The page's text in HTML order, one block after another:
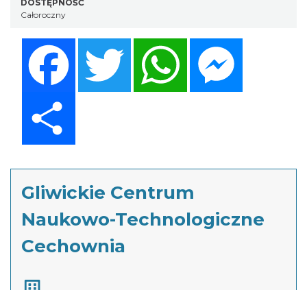
DOSTĘPNOŚĆ
Całoroczny
Twitter WhatsApp
Gliwickie Centrum
Naukowo-Technologiczne
Cechownia